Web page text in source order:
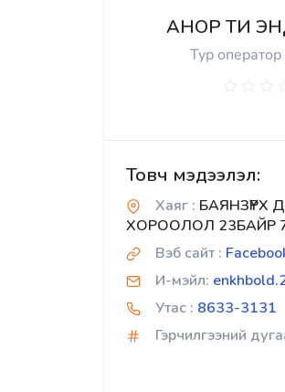
АНОР ТИ
Тур
Товч мэдээлэл:
Хаяг : БАЯНЗҮРХ
ХОРООЛОЛ 23БАЙР
Вэб сайт :
И-мэйл:
Утас : 8633-3131
Гэрчилгээний